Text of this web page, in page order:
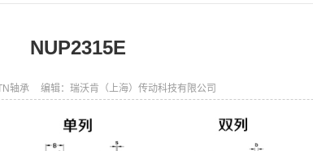
NUP2315E
轴承 编辑：瑞沃肯（上海）传动科技有限公司